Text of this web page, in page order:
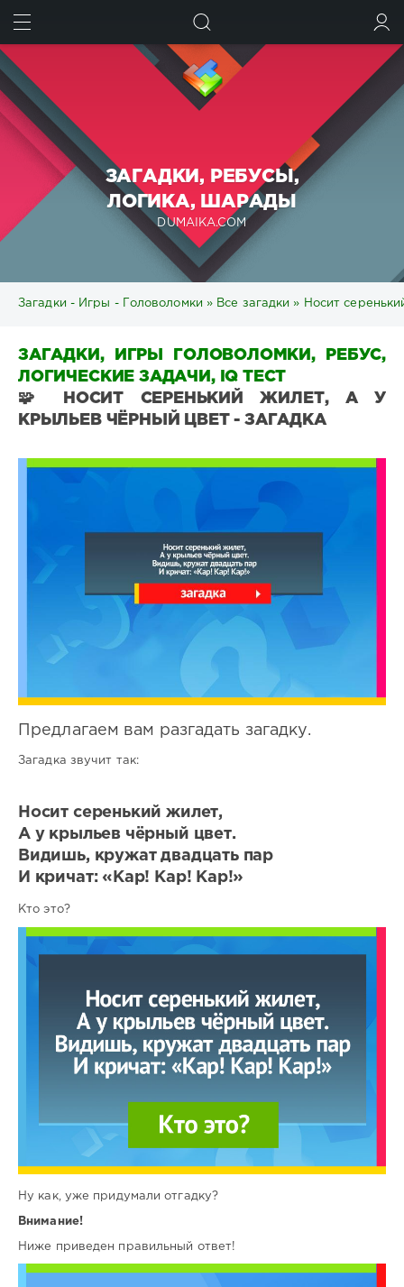
ЗАГАДКИ, РЕБУСЫ,
ЛОГИКА, ШАРАДЫ
DUMAIKA.COM
Загадки - Игры - Головоломки » Все загадки » Носит
ЗАГАДКИ, ИГРЫ ГОЛОВОЛОМКИ, РЕБУС,
ЛОГИЧЕСКИЕ ЗАДАЧИ, IQ ТЕСТ
🧩 НОСИТ СЕРЕНЬКИЙ ЖИЛЕТ, А У
КРЫЛЬЕВ ЧЁРНЫЙ ЦВЕТ - ЗАГАДКА
Предлагаем вам разгадать загадку.
Загадка звучит так:
Носит серенький жилет,
А у крыльев чёрный цвет.
Видишь, кружат двадцать пар
И кричат: «Кар! Кар! Кар!»
Кто это?
Ну как, уже придумали отгадку?
Внимание!
Ниже приведен правильный ответ!